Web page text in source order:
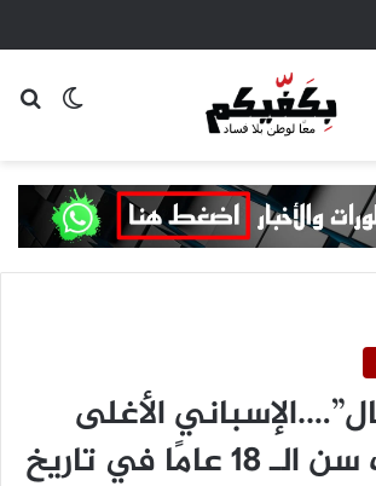
الأغلى
قيمة تحت سن الـ 18 عامًا في تاريخ